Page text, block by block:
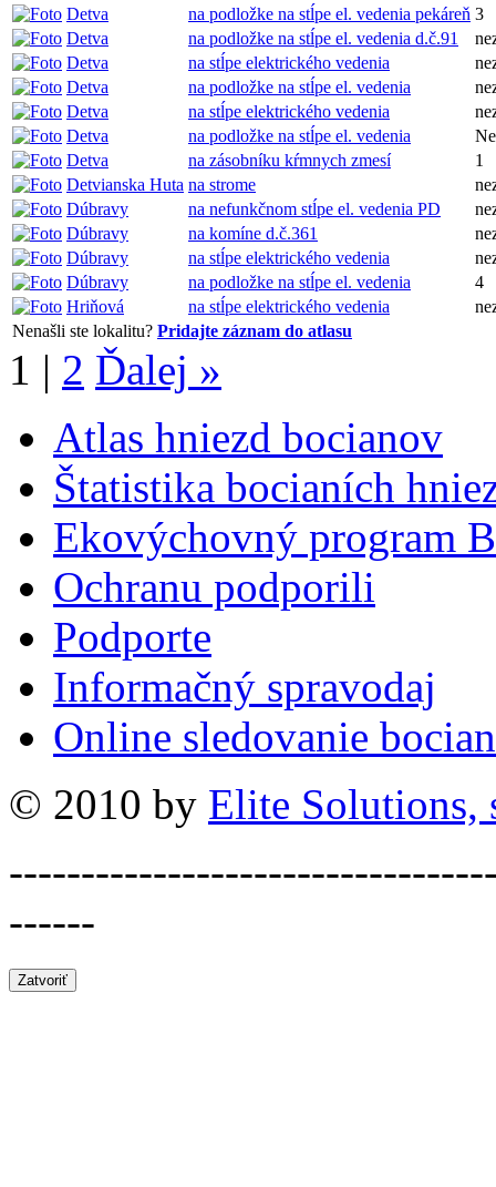
Detva
na podložke na stĺpe el. vedenia pekáreň 3
Detva
na podložke na stĺpe el. vedenia d.č.91
Detva
na stĺpe elektrického vedenia
Detva
na podložke na stĺpe el. vedenia
Detva
na stĺpe elektrického vedenia
Detva
na podložke na stĺpe el. vedenia
Detva
na zásobníku kŕmnych zmesí
1
Detvianska Huta na strome
Dúbravy
na nefunkčnom stĺpe el. vedenia PD
Dúbravy
na komíne d.č.361
Dúbravy
na stĺpe elektrického vedenia
Dúbravy
na podložke na stĺpe el. vedenia
4
Hriňová
na stĺpe elektrického vedenia
Nenašli ste lokalitu? Pridajte záznam do atlasu
1 | 2 Ďalej »
Atlas hniezd bocianov
Štatistika bocianích
Ekovýchovný program
Ochranu podporili
Podporte
Informačný spravodaj
Online sledovanie
© 2010 by Elite Solutions,
------